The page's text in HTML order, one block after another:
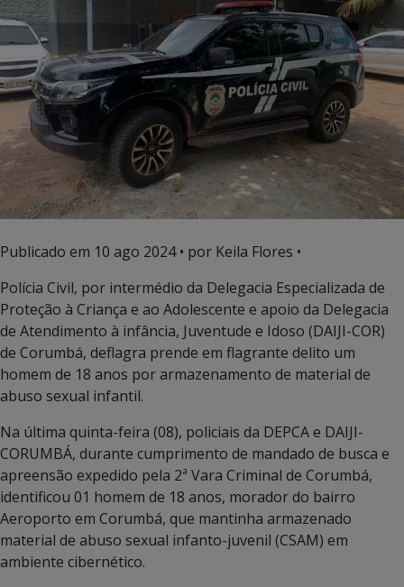
Publicado em 10 ago 2024• por Keila Flores •
Polícia Civil, por intermédio da Delegacia Especializada de
Proteção à Criança e ao Adolescente e apoio da Delegacia
de Atendimento à infância, Juventude e Idoso (DAIJI-COR)
de Corumbá, deflagra prende em flagrante delito um
homem de 18 anos por armazenamento de material de
abuso sexual infantil.
Na última quinta-feira (08), policiais da DEPCA e DAIJI-
CORUMBÁ, durante cumprimento de mandado de busca e
apreensão expedido pela 2ª Vara Criminal de Corumbá,
identificou 01 homem de 18 anos, morador do bairro
Aeroporto em Corumbá, que mantinha armazenado
material de abuso sexual infanto-juvenil (CSAM) em
ambiente cibernético.